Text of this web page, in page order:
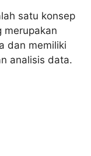
satu konsep
merupakan
dan memiliki
analisis data.